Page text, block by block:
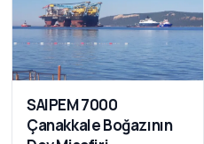
SAIPEM 7000
Çanakkale Boğazının